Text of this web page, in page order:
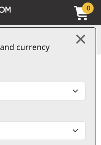
currency
0